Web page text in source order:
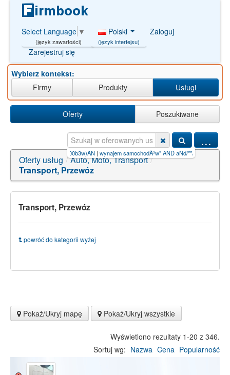
Select Language ▼
(język zawartości)
Polski
(język interfejsu)
Zaloguj
Zarejestruj się
Wybierz kontekst:
Firmy
Produkty Usługi
Oferty Poszukiwane
...
|wynajem samochodÃ³w" AND aNd/**/|
Oferty usług / Auto, Moto, Transport /
Transport, Przewóz
Transport, Przewóz
powróć do kategorii wyżej
Pokaż/Ukryj mapę Pokaż/Ukryj wszystkie
Wyświetlono rezultaty 1-20 z 346.
Sortuj wg: Nazwa Cena Popularność